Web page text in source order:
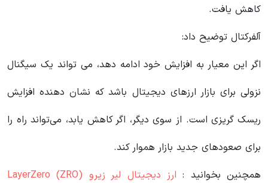
کاهش یافت.
آلفرکتال توضیح داد:
اگر این معیار به افزایش خود ادامه دهد، می تواند یک سیگنال
نزولی برای بازار ارزهای دیجیتال باشد که نشان دهنده افزایش
ریسک گریزی است. از سوی دیگر، اگر کاهش یابد، می‌تواند راه را
برای صعودهای جدید بازار هموار کند.
همچنین بخوانید :
ارز دیجیتال لیر زیرو LayerZero (ZRO)